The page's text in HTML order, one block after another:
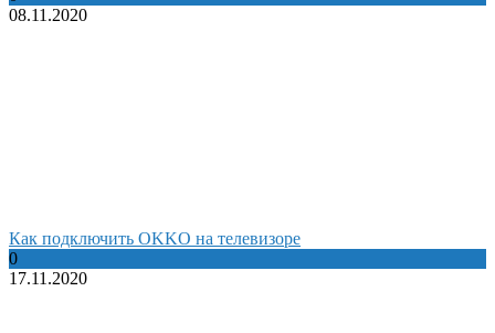
08.11.2020
Как подключить OKKO на телевизоре
0
17.11.2020